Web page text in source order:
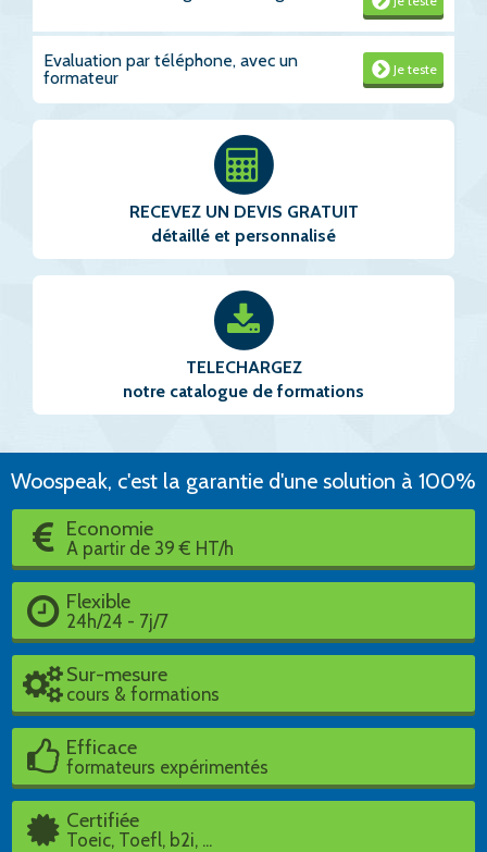
Je teste
Evaluation par téléphone, avec un
formateur
RECEVEZ UN DEVIS GRATUIT
détaillé et personnalisé
TELECHARGEZ
notre catalogue de formations
Woospeak, c'est la garantie d'une solution à 100%
Economie
A partir de 39 € HT/h
Flexible
24h/24 - 7j/7
Sur-mesure
cours & formations
Efficace
formateurs expérimentés
Certifiée
Toeic, Toefl, b2i, ...